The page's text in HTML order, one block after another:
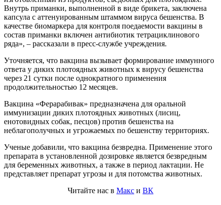
Внутрь приманки, выполненной в виде брикета, заключена
капсула с аттенуированным штаммом вируса бешенства. В
качестве биомаркера для контроля поедаемости вакцины в
состав приманки включен антибиотик тетрациклинового
ряда», – рассказали в пресс-службе учреждения.
Уточняется, что вакцина вызывает формирование иммунного
ответа у диких плотоядных животных к вирусу бешенства
через 21 сутки после однократного применения
продолжительностью 12 месяцев.
Вакцина «Ферарабивак» предназначена для оральной
иммунизации диких плотоядных животных (лисиц,
енотовидных собак, песцов) против бешенства на
неблагополучных и угрожаемых по бешенству территориях.
Ученые добавили, что вакцина безвредна. Применение этого
препарата в установленной дозировке является безвредным
для беременных животных, а также в период лактации. Не
представляет препарат угрозы и для потомства животных.
Читайте нас в Макс и ВК